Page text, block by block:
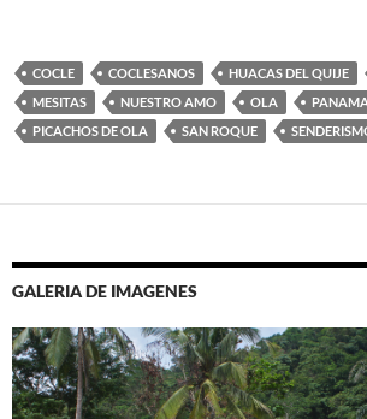
COCLE COCLESANOS HUACAS DEL QUIJE
MESITAS
NUESTRO AMO OLA
PICACHOS DE OLA
SAN ROQUE
GALERIA DE IMAGENES